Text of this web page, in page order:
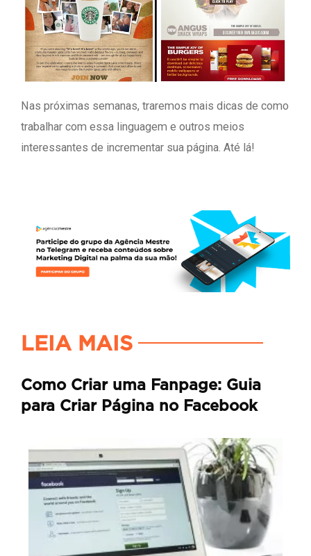
Nas próximas semanas, traremos mais dicas de como
trabalhar com essa linguagem e outros meios
interessantes de incrementar sua página. Até lá!
LEIA MAIS
Como Criar uma Fanpage: Guia
para Criar Página no Facebook